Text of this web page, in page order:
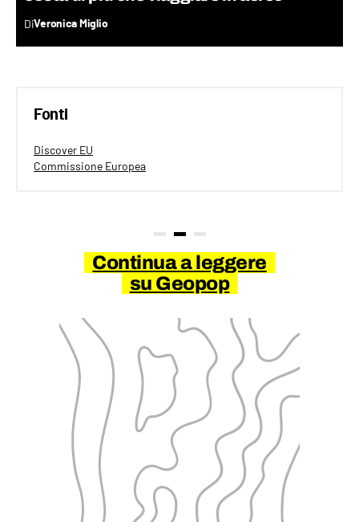
DiVeronica Miglio
Fonti
Discover EU
Commissione Europea
Continua a leggere
su Geopop